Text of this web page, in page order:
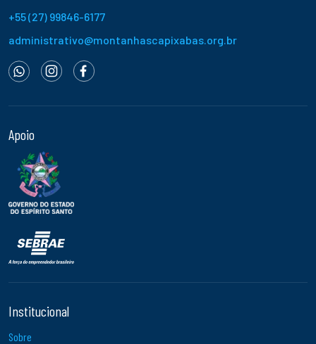
+55 (27) 99846-6177
administrativo@montanhascapixabas.org.br
Apoio
Institucional
Sobre